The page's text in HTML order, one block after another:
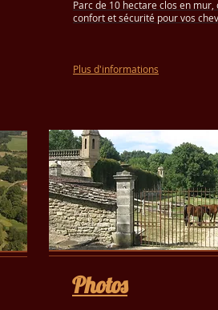
Parc de 10 hectare clos en
confort et sécurité pour vos
Plus d'informations
Photos